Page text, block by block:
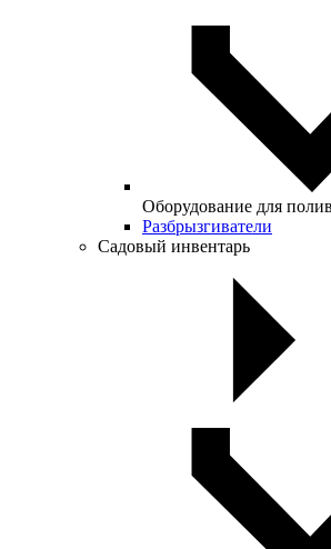
Оборудование для
Разбрызгиватели
Садовый инвентарь